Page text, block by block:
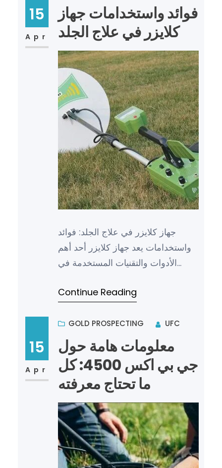
15
Apr
فوائد واستخدامات جهاز
كلايزر في علاج الجلد
جهاز كلايزر في علاج الجلد: فوائد
واستخدامات يعد جهاز كلايزر أحد أهم
الأدوات والتقنيات المستخدمة في
Continue Reading
15
Apr
GOLD PROSPECTING UFC
معلومات هامة حول
جي بي اكس 4500: كل
ما تحتاج معرفته